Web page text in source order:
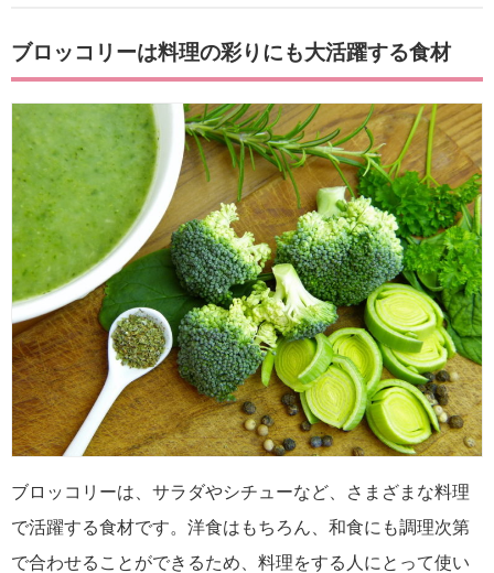
ブロッコリーは料理の彩りにも大活躍する食材
ブロッコリーは、サラダやシチューなど、さまざまな料理
で活躍する食材です。洋食はもちろん、和食にも調理次第
で合わせることができるため、料理をする人にとって使い